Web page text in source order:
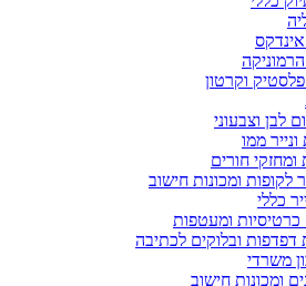
וקרטון
לבן וצבעוני
ונייר ממו
חורים
לקופות ומכונות חישוב
כללי
כרטיסיות ומעטפות
דפדפות ובלוקים לכתיבה
משרדי
ומכונות חישוב